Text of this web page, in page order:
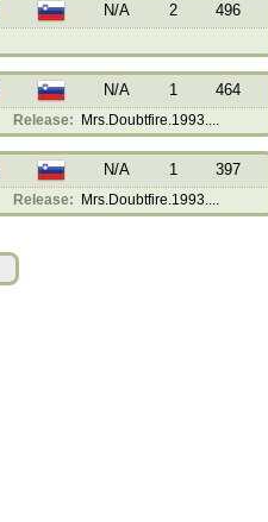
N/A 2 496
N/A 1 464
Release: Mrs.Doubtfire.1993....
N/A 1 397
Release: Mrs.Doubtfire.1993....